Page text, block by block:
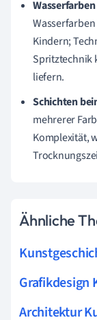
Kindern;
Spritztechnik
liefern.
Schichten
mehrerer
Komplexität,
Ähnliche
Grafikdesign
Architektur